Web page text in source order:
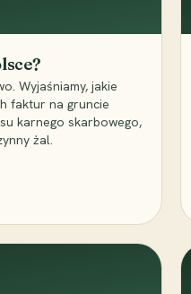
Wyjaśniamy, jakie
faktur na gruncie
karnego skarbowego,
żal.